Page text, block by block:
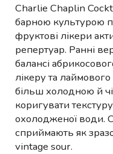
Charlie Chaplin
барною культурою
фруктові лікери
репертуар. Ранні
балансі
лікеру та
більш холодною й
коригувати
охолодженої води.
сприймають як
vintage sour.